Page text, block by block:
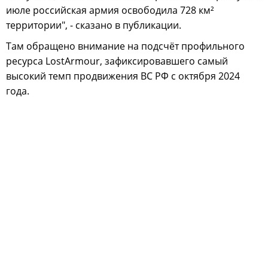
июле российская армия освободила 728 км²
территории", - сказано в публикации.
Там обращено внимание на подсчёт профильного
ресурса LostArmour, зафиксировавшего самый
высокий темп продвижения ВС РФ с октября 2024
года.